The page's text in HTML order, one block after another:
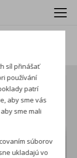
síl přinášať
používání
patrí
aby sme vás
sme mali
súborov
ukladajú vo